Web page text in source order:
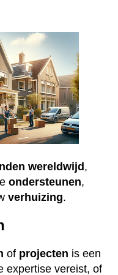
wereldwijd,
ondersteunen,
verhuizing.
of projecten is een
expertise vereist, of